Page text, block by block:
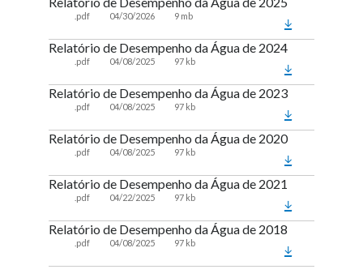
.pdf 04/30/2026 9 mb
Relatório de Desempenho da Água de 2024
.pdf 04/08/2025 97 kb
Relatório de Desempenho da Água de 2023
.pdf 04/08/2025 97 kb
Relatório de Desempenho da Água de 2020
.pdf 04/08/2025 97 kb
Relatório de Desempenho da Água de 2021
.pdf 04/22/2025 97 kb
Relatório de Desempenho da Água de 2018
.pdf 04/08/2025 97 kb